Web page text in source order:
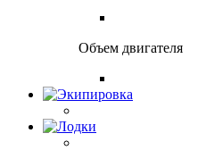
Объем двигателя